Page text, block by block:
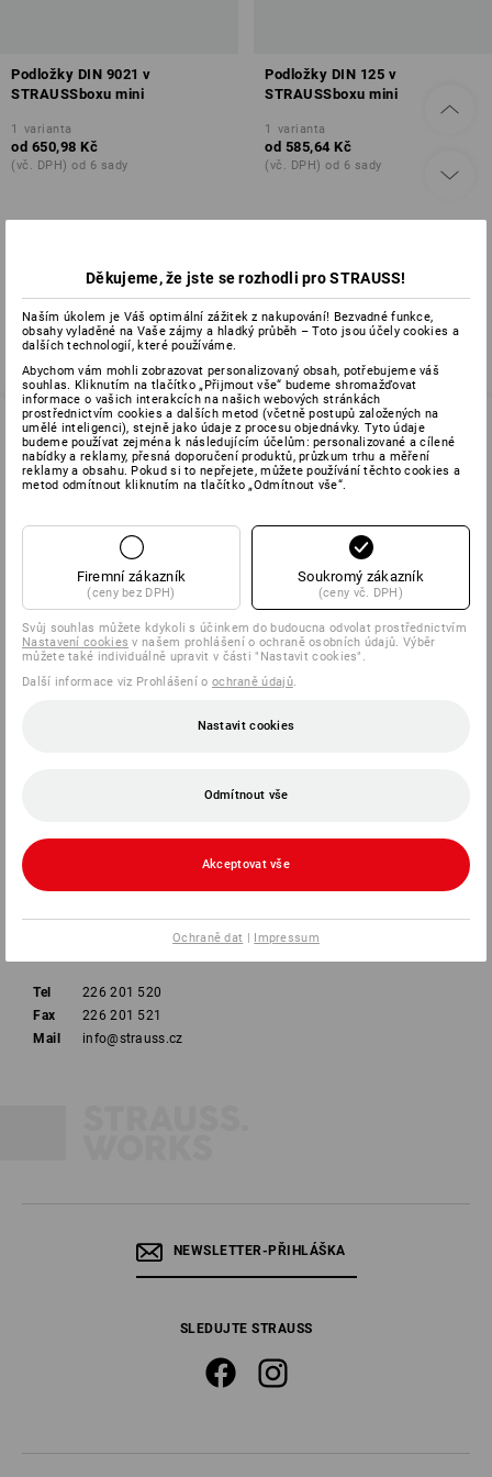
Podložky DIN 9021 v
STRAUSSboxu mini
1 varianta
od 650,98 Kč
(vč. DPH) od 6 sady
Podložky DIN 125 v
STRAUSSboxu mini
1 varianta
od 585,64 Kč
(vč. DPH) od 6 sady
SERVIS 226 201 520
SPOLEČNOSTI
INFORMACE
Rudolfovská tř. 464/103
370 01 České Budějovice
Tel
226 201 520
Fax
226 201 521
Mail
info@strauss.cz
NEWSLETTER-PŘIHLÁŠKA
SLEDUJTE STRAUSS
Děkujeme, že jste se rozhodli pro STRAUSS!
Naším úkolem je Váš optimální zážitek z nakupování! Bezvadné funkce,
obsahy vyladěné na Vaše zájmy a hladký průběh – Toto jsou účely cookies a
dalších technologií, které používáme.
Abychom vám mohli zobrazovat personalizovaný obsah, potřebujeme váš
souhlas. Kliknutím na tlačítko „Přijmout vše“ budeme shromažďovat
informace o vašich interakcích na našich webových stránkách
prostřednictvím cookies a dalších metod (včetně postupů založených na
umělé inteligenci), stejně jako údaje z procesu objednávky. Tyto údaje
budeme používat zejména k následujícím účelům: personalizované a cílené
nabídky a reklamy, přesná doporučení produktů, průzkum trhu a měření
reklamy a obsahu. Pokud si to nepřejete, můžete používání těchto cookies a
metod odmítnout kliknutím na tlačítko „Odmítnout vše“.
Firemní zákazník
(ceny bez DPH)
Soukromý zákazník
(ceny vč. DPH)
Svůj souhlas můžete kdykoli s účinkem do budoucna odvolat prostřednictvím
Nastavení cookies v našem prohlášení o ochraně osobních údajů. Výběr
můžete také individuálně upravit v části "Nastavit cookies".
Další informace viz Prohlášení o ochraně údajů.
Nastavit cookies
Odmítnout vše
Akceptovat vše
Ochraně dat | Impressum